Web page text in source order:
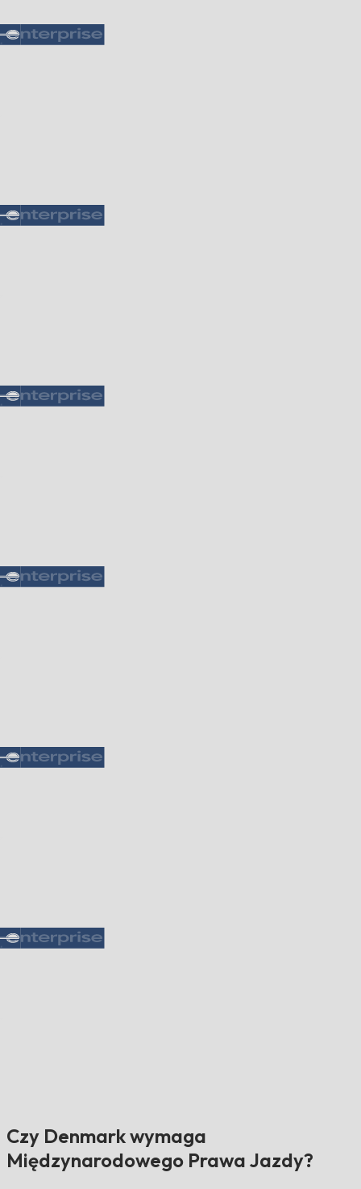
Czy Denmark wymaga
Międzynarodowego Prawa Jazdy?